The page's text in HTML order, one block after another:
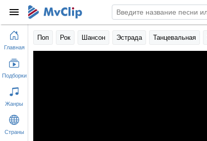
Поп Рок Шансон Эстрада Танцевальная
Главная
Подборки
Жанры
Страны